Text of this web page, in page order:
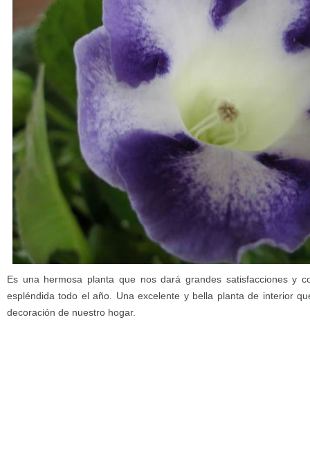
Es una hermosa planta que nos dará grandes satisfacciones y
espléndida todo el año. Una excelente y bella planta de interior
decoración de nuestro hogar.